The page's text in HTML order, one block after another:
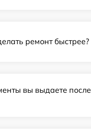
ремонт быстрее?
вы выдаете после